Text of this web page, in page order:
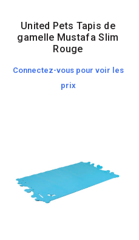
United Pets Tapis de
gamelle Mustafa Slim
Rouge
Connectez-vous pour voir les
prix